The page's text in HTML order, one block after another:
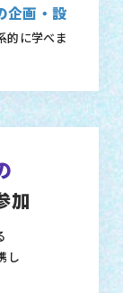
企画・設
的に学べま
加
し